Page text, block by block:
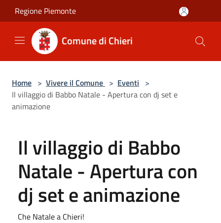
Salta al contenuto principale
Regione Piemonte
Comune di Chieri
Home > Vivere il Comune > Eventi >
Il villaggio di Babbo Natale - Apertura con dj set e
animazione
Il villaggio di Babbo
Natale - Apertura con
dj set e animazione
Che Natale a Chieri!